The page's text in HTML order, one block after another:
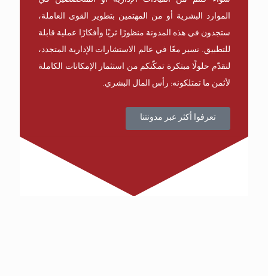
الموارد البشرية أو من المهتمين بتطوير القوى العاملة،
ستجدون في هذه المدونة منظورًا ثريًا وأفكارًا عملية قابلة
للتطبيق. نسير معًا في عالم الاستشارات الإدارية المتجدد،
لنقدّم حلولًا مبتكرة تمكّنكم من استثمار الإمكانات الكاملة
لأثمن ما تمتلكونه: رأس المال البشري.
تعرفوا أكثر عبر مدونتنا